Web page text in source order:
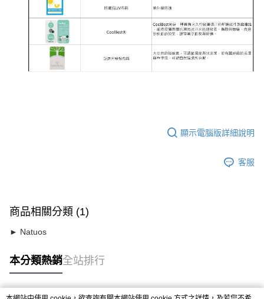
顯示電腦版詳細說明
客服
商品相關分類 (1)
► Natuos
本分類熱銷全站排行